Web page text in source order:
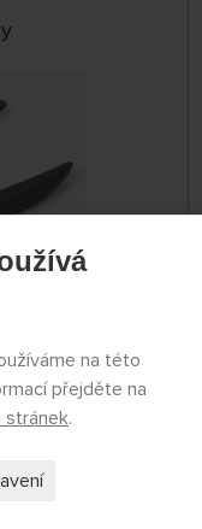
KOUPIT
Vás
na této
přejděte na
stránek.